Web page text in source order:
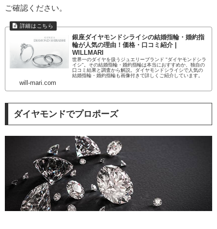
ご確認ください。
銀座ダイヤモンドシライシの結婚指輪・婚約指
輪が人気の理由！価格・口コミ紹介 |
WILLMARI
世界一のダイヤを扱うジュエリーブランド "ダイヤモンドシラ
イシ"。その結婚指輪・婚約指輪は本当におすすめか、独自の
口コミ結果と調査から解説。ダイヤモンドシライシで人気の
結婚指輪・婚約指輪も画像付きで詳しくご紹介しています。
will-mari.com
ダイヤモンドでプロポーズ